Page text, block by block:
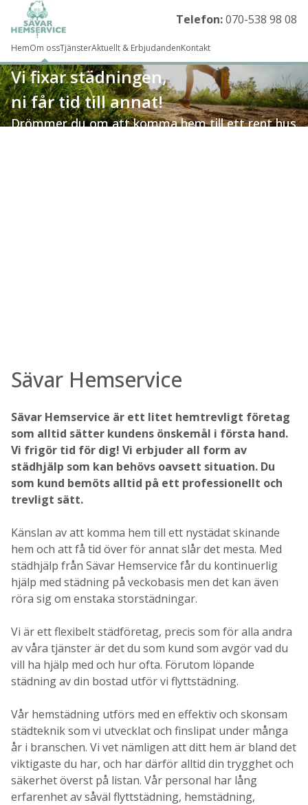
Telefon:070-538 98 08
HemOm ossTjänsterAktuellt & ErbjudandenKontakt
Vi fixar städningen,
ni får tid till annat!
Drömmer du om att komma hem till ett rent hus
Sävar Hemservice
Sävar Hemservice är ett litet hemtrevligt företag
som alltid sätter kundens önskemål i första hand.
Vi frigör tid för dig! Vi erbjuder all form av
städhjälp som kan behövs oavsett situation. Du
som kund bemöts alltid på ett professionellt och
trevligt sätt.
Känslan av att komma hem till ett nystädat skinande
hem och att få tid över för annat slår det mesta. Med
städhjälp från Sävar Hemservice får du kontinuerlig
hjälp med städning på veckobasis men det kan även
röra sig om enstaka storstädningar.
Vi är ett flexibelt städföretag, precis som för alla andra
av våra tjänster är det du som kund som avgör vad du
vill ha hjälp med och hur ofta. Förutom löpande
städning av din bostad utför vi flyttstädning.
Vår hemstädning utförs med en effektiv och skonsam
städteknik som vi utvecklat och finslipat under många
år i branschen. Vi vet nämligen att ditt hem är bland det
viktigaste du har, och har därför alltid din trygghet och
säkerhet överst på listan. Vår personal har lång
erfarenhet av såväl flyttstädning, hemstädning,